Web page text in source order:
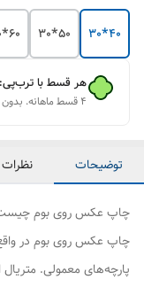
40*30
50*30
60*40
هر قسط با ترب‌پی:
۴ قسط ماهانه. بدون سود، چک و ضامن.
توضیحات نظرات
چاپ عکس روی بوم
چاپ عکس روی بوم در
پارچه‌های معمولی.